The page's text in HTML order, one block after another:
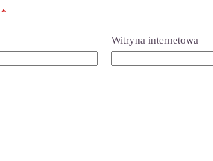
*
Witryna internetowa